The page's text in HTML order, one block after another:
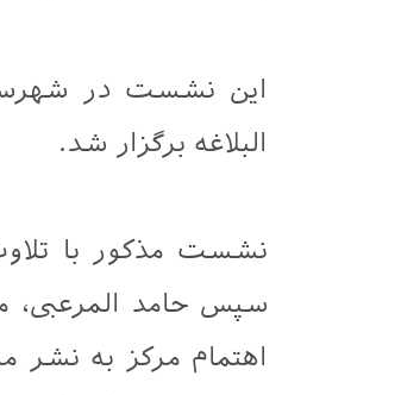
این نشست در
البلاغه برگزار شد.
نشست مذکور با
سپس حامد المرعبی،
اهتمام مرکز به